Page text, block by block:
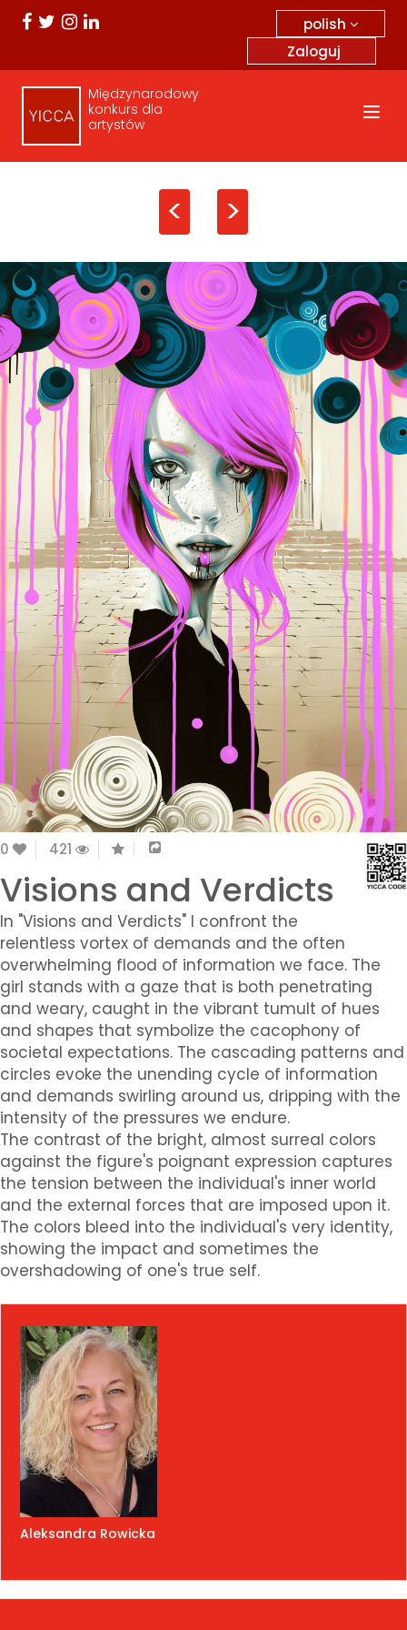
polish
Zaloguj
Międzynarodowy
konkurs dla
artystów
< >
0 421
Visions and Verdicts
In "Visions and Verdicts" I confront the
relentless vortex of demands and the often
overwhelming flood of information we face. The
girl stands with a gaze that is both penetrating
and weary, caught in the vibrant tumult of hues
and shapes that symbolize the cacophony of
societal expectations. The cascading patterns and
circles evoke the unending cycle of information
and demands swirling around us, dripping with the
intensity of the pressures we endure.
The contrast of the bright, almost surreal colors
against the figure's poignant expression captures
the tension between the individual's inner world
and the external forces that are imposed upon it.
The colors bleed into the individual's very identity,
showing the impact and sometimes the
overshadowing of one's true self.
Aleksandra Rowicka